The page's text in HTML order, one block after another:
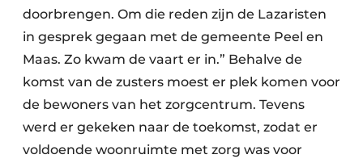
doorbrengen. Om die reden zijn de Lazaristen
in gesprek gegaan met de gemeente Peel en
Maas. Zo kwam de vaart er in.” Behalve de
komst van de zusters moest er plek komen voor
de bewoners van het zorgcentrum. Tevens
werd er gekeken naar de toekomst, zodat er
voldoende woonruimte met zorg was voor